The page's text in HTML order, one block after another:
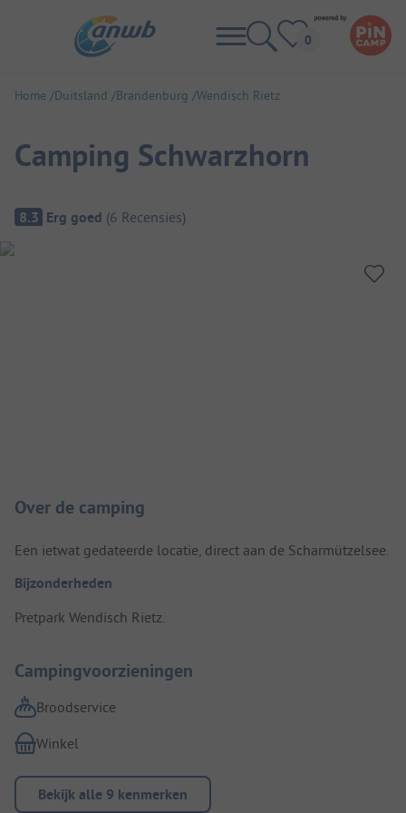
Home Duitsland Brandenburg Wendisch Rietz
Camping Schwarzhorn
Camping overzicht
8.3 Erg goed (6 Recensies)
Over de camping
Een ietwat gedateerde locatie, direct aan de Scharmützelsee.
Bijzonderheden
Pretpark Wendisch Rietz.
Campingvoorzieningen
Broodservice
Winkel
Bekijk alle 9 kenmerken